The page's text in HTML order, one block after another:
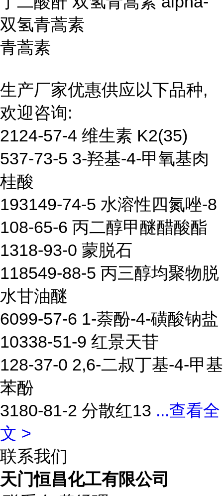
双氢青蒿素
青蒿素
生产厂家优惠供应以下品种,
欢迎咨询:
2124-57-4 维生素 K2(35)
537-73-5 3-羟基-4-甲氧基肉
桂酸
193149-74-5 水溶性四氮唑-8
108-65-6 丙二醇甲醚醋酸酯
1318-93-0 蒙脱石
118549-88-5 丙三醇均聚物脱
水甘油醚
6099-57-6 1-萘酚-4-磺酸钠盐
10338-51-9 红景天苷
128-37-0 2,6-二叔丁基-4-甲基
苯酚
3180-81-2 分散红13 ...查看全
文 >
联系我们
天门恒昌化工有限公司